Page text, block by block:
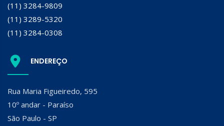
(11) 3284-9809
(11) 3289-5320
(11) 3284-0308
ENDEREÇO
Rua Maria Figueiredo, 595
10º andar - Paraíso
São Paulo - SP